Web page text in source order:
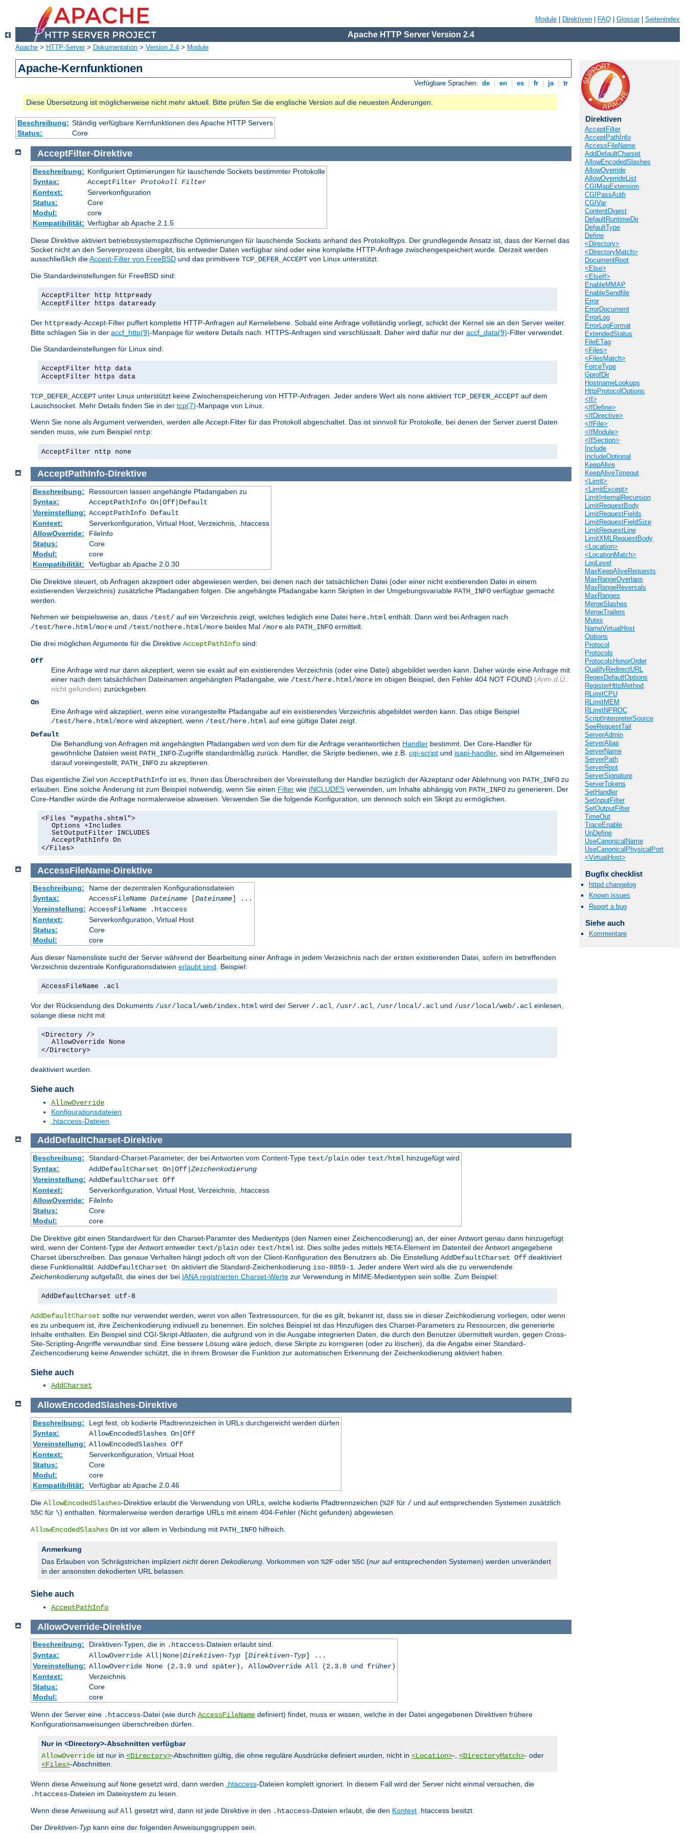
Module Direktiven FAQ Glossar| Seitenindex
Apache HTTP Server Version 2.4
Apache > HTTP-Server> Dokumentation > Version 2.4 > Module
Apache-Kernfunktionen
Verfügbare Sprachen: de en es fr ja tr
Diese Übersetzung ist möglicherweise nicht mehr aktuell. Bitte prüfen Sie die englische Version auf die neuesten Änderungen.
Beschreibung: Ständig verfügbare Kernfunktionen des Apache HTTP Servers
Status:
Core
Direktiven
AcceptFilter
AcceptPathInfo
AccessFileName
AddDefaultCharset
AllowEncodedSlashes
AllowOverride
AllowOverrideList
CGIMapExtension
CGIPassAuth
CGIVar
ContentDigest
DefaultRuntimeDir
DefaultType
Define
<Directory>
<DirectoryMatch>
DocumentRoot
<Else>
<ElseIf>
EnableMMAP
EnableSendfile
Error
ErrorDocument
ErrorLog
ErrorLogFormat
ExtendedStatus
FileETag
<Files>
<FilesMatch>
ForceType
GprofDir
HostnameLookups
HttpProtocolOptions
<If>
<IfDefine>
<IfDirective>
<IfFile>
<IfModule>
<IfSection>
Include
IncludeOptional
KeepAlive
KeepAliveTimeout
<Limit>
<LimitExcept>
LimitInternalRecursion
LimitRequestBody
LimitRequestFields
LimitRequestFieldSize
LimitRequestLine
LimitXMLRequestBody
<Location>
<LocationMatch>
LogLevel
MaxKeepAliveRequests
MaxRangeOverlaps
MaxRangeReversals
MaxRanges
MergeSlashes
MergeTrailers
Mutex
NameVirtualHost
Options
Protocol
Protocols
ProtocolsHonorOrder
QualifyRedirectURL
RegexDefaultOptions
RegisterHttpMethod
RLimitCPU
RLimitMEM
RLimitNPROC
ScriptInterpreterSource
SeeRequestTail
ServerAdmin
ServerAlias
ServerName
ServerPath
ServerRoot
ServerSignature
ServerTokens
SetHandler
SetInputFilter
SetOutputFilter
TimeOut
TraceEnable
UnDefine
UseCanonicalName
UseCanonicalPhysicalPort
<VirtualHost>
Bugfix checklist
httpd changelog
Known issues
Report a bug
Siehe auch
Kommentare
AcceptFilter-Direktive
Beschreibung: Konfiguriert Optimierungen für lauschende Sockets bestimmter Protokolle
Syntax:
AcceptFilter Protokoll Filter
Kontext:
Serverkonfiguration
Status:
Core
Modul:
core
Kompatibilität: Verfügbar ab Apache 2.1.5
Diese Direktive aktiviert betriebssystemspezifische Optimierungen für lauschende Sockets anhand des Protokolltyps. Der grundlegende Ansatz ist, dass der Kernel das
Socket nicht an den Serverprozess übergibt, bis entweder Daten verfügbar sind oder eine komplette HTTP-Anfrage zwischengespeichert wurde. Derzeit werden
ausschließlich dieAccept-Filter von FreeBSD und das primitivere TCP_DEFER_ACCEPT von Linux unterstützt.
Die Standardeinstellungen für FreeBSD sind:
AcceptFilter http httpready
AcceptFilter https dataready
Der httpready-Accept-Filter puffert komplette HTTP-Anfragen auf Kernelebene. Sobald eine Anfrage vollständig vorliegt, schickt der Kernel sie an den Server weiter.
Bitte schlagen Sie in der accf_http(9)-Manpage für weitere Details nach. HTTPS-Anfragen sind verschlüsselt. Daher wird dafür nur der accf_data(9)-Filter verwendet.
Die Standardeinstellungen für Linux sind:
AcceptFilter http data
AcceptFilter https data
TCP_DEFER_ACCEPT unter Linux unterstützt keine Zwischenspeicherung von HTTP-Anfragen. Jeder andere Wert als none aktiviert TCP_DEFER_ACCEPT auf dem
Lauschsocket. Mehr Details finden Sie in der tcp(7)-Manpage von Linux.
Wenn Sie none als Argument verwenden, werden alle Accept-Filter für das Protokoll abgeschaltet. Das ist sinnvoll für Protokolle, bei denen der Server zuerst Daten
senden muss, wie zum Beispiel nntp:
AcceptFilter nttp none
AcceptPathInfo-Direktive
Beschreibung:
Ressourcen lassen angehängte Pfadangaben zu
Syntax:
AcceptPathInfo On|Off|Default
Voreinstellung: AcceptPathInfo Default
Kontext:
Serverkonfiguration, Virtual Host, Verzeichnis, .htaccess
AllowOverride:
FileInfo
Status:
Core
Modul:
core
Kompatibilität:
Verfügbar ab Apache 2.0.30
Die Direktive steuert, ob Anfragen akzeptiert oder abgewiesen werden, bei denen nach der tatsächlichen Datei (oder einer nicht existierenden Datei in einem
existierenden Verzeichnis) zusätzliche Pfadangaben folgen. Die angehängte Pfadangabe kann Skripten in der Umgebungsvariable PATH_INFO verfügbar gemacht
werden.
Nehmen wir beispielsweise an, dass /test/ auf ein Verzeichnis zeigt, welches lediglich eine Datei here.html enthält. Dann wird bei Anfragen nach
/test/here.html/more und /test/nothere.html/more beides Mal /more als PATH_INFO ermittelt.
Die drei möglichen Argumente für die Direktive AcceptPathInfo sind:
Off
Eine Anfrage wird nur dann akzeptiert, wenn sie exakt auf ein existierendes Verzeichnis (oder eine Datei) abgebildet werden kann. Daher würde eine Anfrage mit
einer nach dem tatsächlichen Dateinamen angehängten Pfadangabe, wie /test/here.html/more im obigen Beispiel, den Fehler 404 NOT FOUND (Anm.d.Ü.:
nicht gefunden) zurückgeben.
On
Eine Anfrage wird akzeptiert, wenn eine vorangestellte Pfadangabe auf ein existierendes Verzeichnis abgebildet werden kann. Das obige Beispiel
/test/here.html/more wird akzeptiert, wenn /test/here.html auf eine gültige Datei zeigt.
Default
Die Behandlung von Anfragen mit angehängten Pfadangaben wird von dem für die Anfrage verantwortlichen Handler bestimmt. Der Core-Handler für
gewöhnliche Dateien weist PATH_INFO-Zugriffe standardmäßig zurück. Handler, die Skripte bedienen, wie z.B. cgi-script und isapi-handler, sind im Allgemeinen
darauf voreingestellt, PATH_INFO zu akzeptieren.
Das eigentliche Ziel von AcceptPathInfo ist es, Ihnen das Überschreiben der Voreinstellung der Handler bezüglich der Akzeptanz oder Ablehnung von PATH_INFO zu
erlauben. Eine solche Änderung ist zum Beispiel notwendig, wenn Sie einen Filter wie INCLUDES verwenden, um Inhalte abhängig von PATH_INFO zu generieren. Der
Core-Handler würde die Anfrage normalerweise abweisen. Verwenden Sie die folgende Konfiguration, um dennoch solch ein Skript zu ermöglichen.
<Files "mypaths.shtml">
Options +Includes
SetOutputFilter INCLUDES
AcceptPathInfo On
</Files>
AccessFileName-Direktive
Beschreibung:
Name der dezentralen Konfigurationsdateien
Syntax:
AccessFileName Dateiname[Dateiname] ...
Voreinstellung: AccessFileName .htaccess
Kontext:
Serverkonfiguration, Virtual Host
Status:
Core
Modul:
core
Aus dieser Namensliste sucht der Server während der Bearbeitung einer Anfrage in jedem Verzeichnis nach der ersten existierenden Datei, sofern im betreffenden
Verzeichnis dezentrale Konfigurationsdateien erlaubt sind. Beispiel:
AccessFileName .acl
Vor der Rücksendung des Dokuments /usr/local/web/index.html wird der Server /.acl, /usr/.acl, /usr/local/.acl und /usr/local/web/.acl einlesen,
solange diese nicht mit
<Directory />
AllowOverride None
</Directory>
deaktiviert wurden.
Siehe auch
AllowOverride
Konfigurationsdateien
.htaccess-Dateien
AddDefaultCharset-Direktive
Beschreibung: Standard-Charset-Parameter, der bei Antworten vom Content-Type text/plainoder text/html hinzugefügt wird
Syntax:
AddDefaultCharset On|Off|Zeichenkodierung
Voreinstellung: AddDefaultCharset Off
Kontext:
Serverkonfiguration, Virtual Host, Verzeichnis, .htaccess
AllowOverride:
FileInfo
Status:
Core
Modul:
core
Die Direktive gibt einen Standardwert für den Charset-Paramter des Medientyps (den Namen einer Zeichencodierung) an, der einer Antwort genau dann hinzugefügt
wird, wenn der Content-Type der Antwort entweder text/plain oder text/html ist. Dies sollte jedes mittels META-Element im Datenteil der Antwort angegebene
Charset überschreiben. Das genaue Verhalten hängt jedoch oft von der Client-Konfiguration des Benutzers ab. Die Einstellung AddDefaultCharset Off deaktiviert
diese Funktionalität. AddDefaultCharset On aktiviert die Standard-Zeichenkodierung iso-8859-1 . Jeder andere Wert wird als die zu verwendende
Zeichenkodierung aufgefaßt, die eines der bei IANA registrierten Charset-Werte zur Verwendung in MIME-Medientypen sein sollte. Zum Beispiel:
AddDefaultCharset utf-8
AddDefaultCharset sollte nur verwendet werden, wenn von allen Textressourcen, für die es gilt, bekannt ist, dass sie in dieser Zeichkodierung vorliegen, oder wenn
es zu unbequem ist, ihre Zeichenkodierung indivuell zu benennen. Ein solches Beispiel ist das Hinzufügen des Charset-Parameters zu Ressourcen, die generierte
Inhalte enthalten. Ein Beispiel sind CGI-Skript-Altlasten, die aufgrund von in die Ausgabe integrierten Daten, die durch den Benutzer übermittelt wurden, gegen Cross-
Site-Scripting-Angriffe verwundbar sind. Eine bessere Lösung wäre jedoch, diese Skripte zu korrigieren (oder zu löschen), da die Angabe einer Standard-
Zeichencodierung keine Anwender schützt, die in ihrem Browser die Funktion zur automatischen Erkennung der Zeichenkodierung aktiviert haben.
Siehe auch
AddCharset
AllowEncodedSlashes-Direktive
Beschreibung:
Legt fest, ob kodierte Pfadtrennzeichen in URLs durchgereicht werden dürfen
Syntax:
AllowEncodedSlashes On|Off
Voreinstellung: AllowEncodedSlashes Off
Kontext:
Serverkonfiguration, Virtual Host
Status:
Core
Modul:
core
Kompatibilität:
Verfügbar ab Apache 2.0.46
Die AllowEncodedSlashes-Direktive erlaubt die Verwendung von URLs, welche kodierte Pfadtrennzeichen (%2F für / und auf entsprechenden Systemen zusätzlich
%5C für \) enthalten. Normalerweise werden derartige URLs mit einem 404-Fehler (Nicht gefunden) abgewiesen.
AllowEncodedSlashes On ist vor allem in Verbindung mit PATH_INFO hilfreich.
Anmerkung
Das Erlauben von Schrägstrichen impliziert nichtderen Dekodierung . Vorkommen von %2F oder %5C (nur auf entsprechenden Systemen) werden unverändert
in der ansonsten dekodierten URL belassen.
Siehe auch
AcceptPathInfo
AllowOverride-Direktive
Beschreibung: Direktiven-Typen, die in .htaccess-Dateien erlaubt sind.
Syntax:
AllowOverride All|None| Direktiven-Typ[Direktiven-Typ] ...
Voreinstellung: AllowOverride None (2.3.9 und später), AllowOverride All (2.3.8 und früher)
Kontext:
Verzeichnis
Status:
Core
Modul:
core
Wenn der Server eine .htaccess-Datei (wie durch AccessFileName definiert) findet, muss er wissen, welche in der Datei angegebenen Direktiven frühere
Konfigurationsanweisungen überschreiben dürfen.
Nur in <Directory>-Abschnitten verfügbar
AllowOverride ist nur in <Directory>-Abschnitten gültig, die ohne reguläre Ausdrücke definiert wurden, nicht in <Location>-, <DirectoryMatch>- oder
<Files>-Abschnitten.
Wenn diese Anweisung auf None gesetzt wird, dann werden .htaccess-Dateien komplett ignoriert. In diesem Fall wird der Server nicht einmal versuchen, die
.htaccess-Dateien im Dateisystem zu lesen.
Wenn diese Anweisung auf All gesetzt wird, dann ist jede Direktive in den .htaccess-Dateien erlaubt, die den Kontext .htaccess besitzt.
Der Direktiven-Typ kann eine der folgenden Anweisungsgruppen sein.